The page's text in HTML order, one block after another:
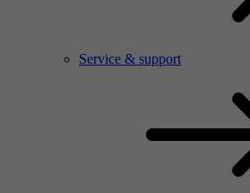
Service & support